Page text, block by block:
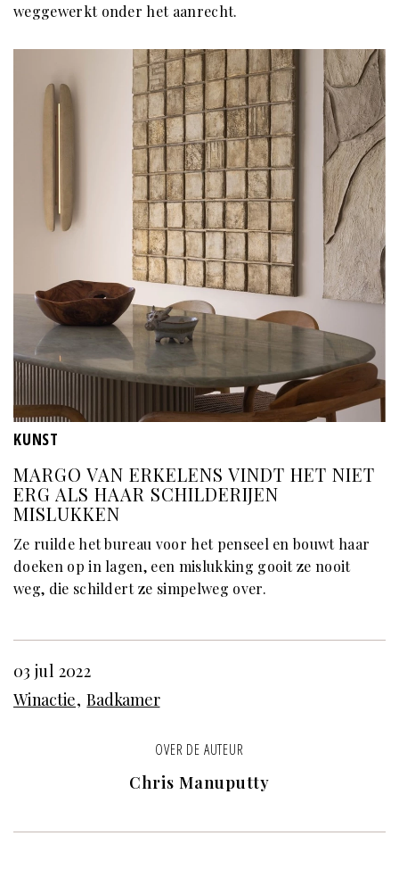
weggewerkt onder het aanrecht.
KUNST
MARGO VAN ERKELENS VINDT HET NIET
ERG ALS HAAR SCHILDERIJEN
MISLUKKEN
Ze ruilde het bureau voor het penseel en bouwt haar
doeken op in lagen, een mislukking gooit ze nooit
weg, die schildert ze simpelweg over.
03 jul 2022
Winactie Badkamer
OVER DE AUTEUR
Chris Manuputty